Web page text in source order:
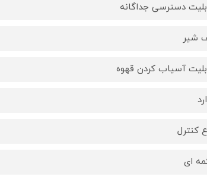
دسترسی جداگانه
شیر
آسیاب کردن قهوه
کنترل
ای